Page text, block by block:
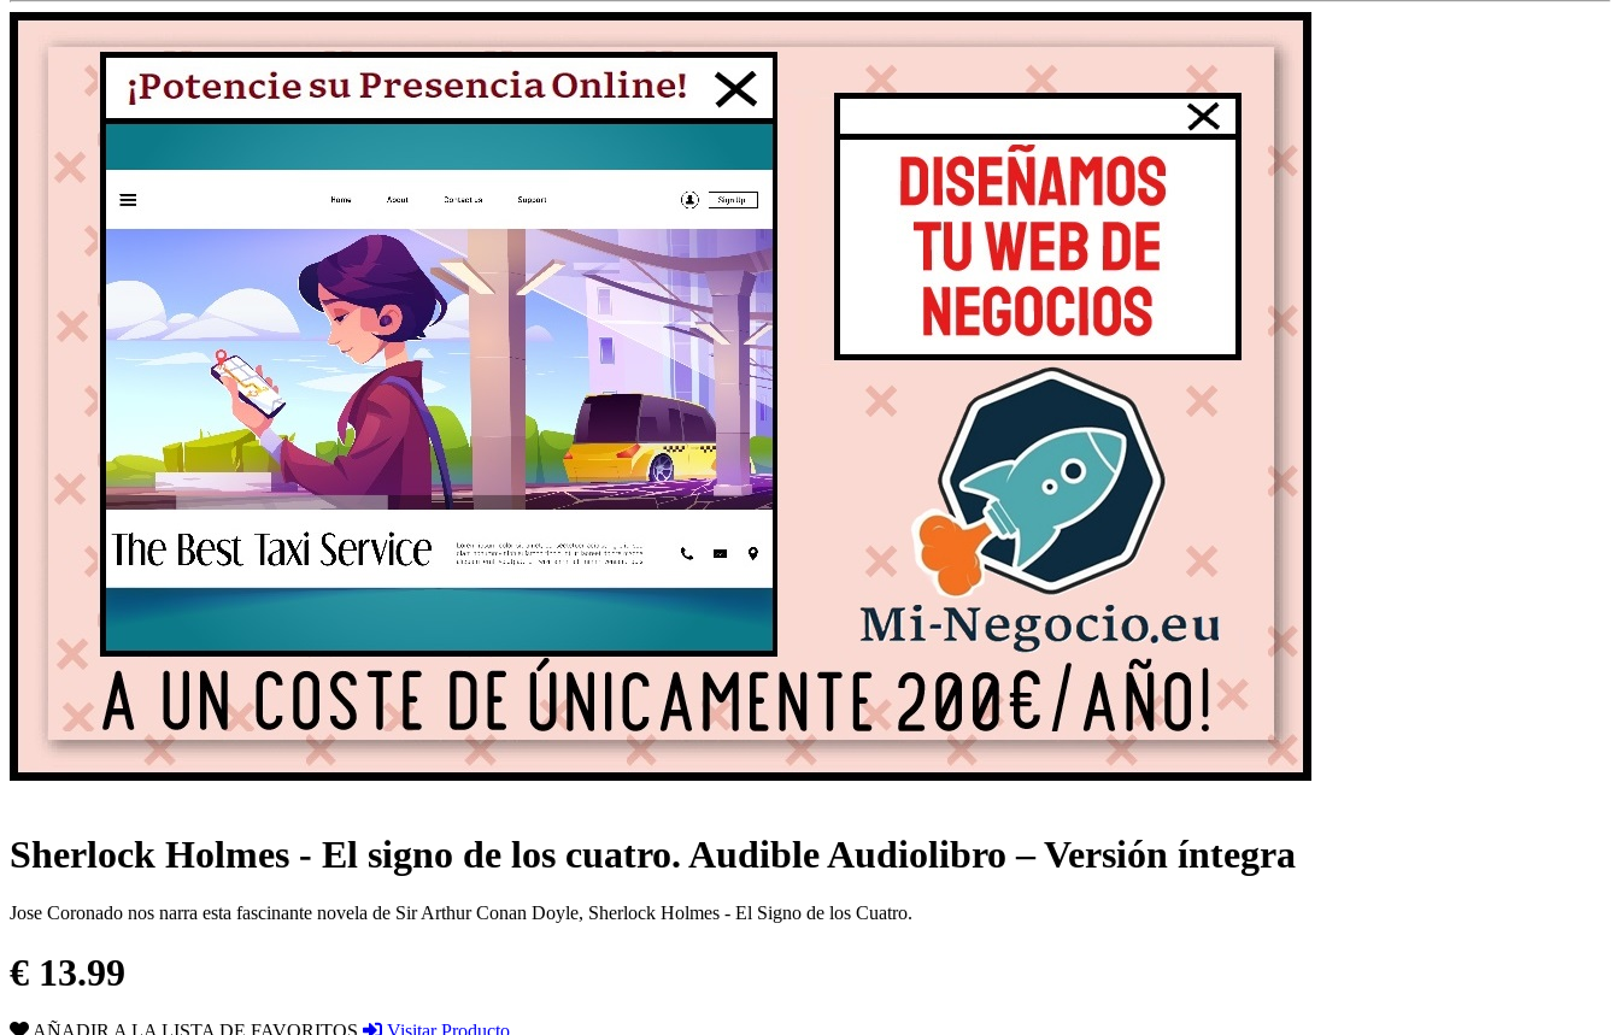
Sherlock Holmes - El signo de los cuatro. Audible Audiolibro – Versión íntegra
Jose Coronado nos narra esta fascinante novela de Sir Arthur Conan Doyle, Sherlock Holmes - El Signo de los Cuatro.
€ 13.99